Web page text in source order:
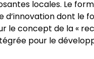
locales. Le
d’innovation dont le
le concept de la «
pour le